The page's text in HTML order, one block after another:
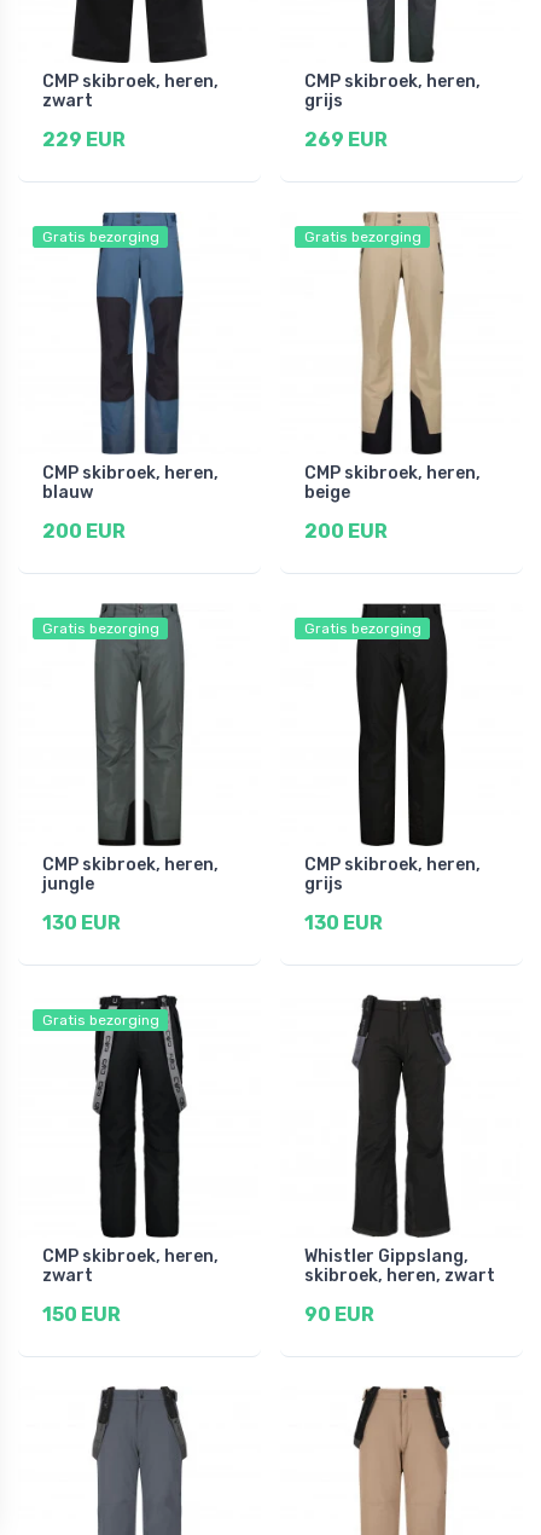
CMP skibroek, heren,
zwart
229 EUR
CMP skibroek, heren,
grijs
269 EUR
Gratis bezorging
CMP skibroek, heren,
blauw
200 EUR
Gratis bezorging
CMP skibroek, heren,
beige
200 EUR
Gratis bezorging
CMP skibroek, heren,
jungle
130 EUR
Gratis bezorging
CMP skibroek, heren,
grijs
130 EUR
Gratis bezorging
CMP skibroek, heren,
zwart
150 EUR
Whistler Gippslang,
skibroek, heren, zwart
90 EUR